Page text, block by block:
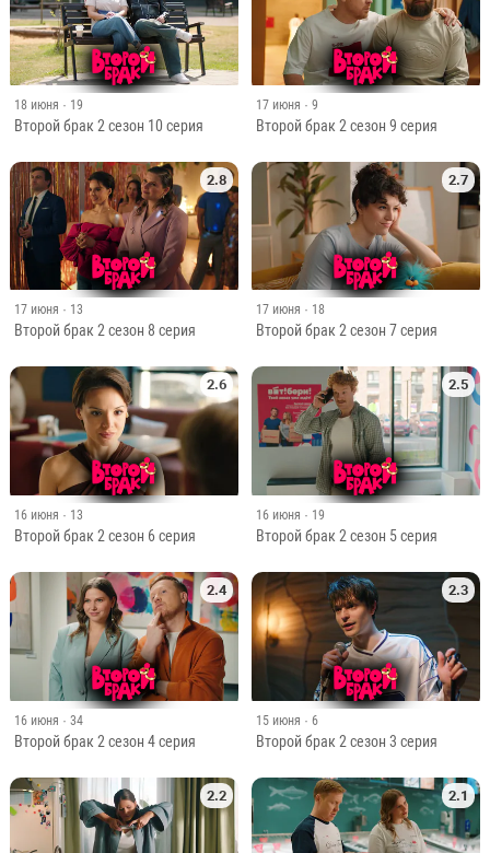
18 июня · 19
Второй брак 2 сезон 10 серия
17 июня · 9
Второй брак 2 сезон 9 серия
2.8
17 июня · 13
Второй брак 2 сезон 8 серия
2.7
17 июня · 18
Второй брак 2 сезон 7 серия
2.6
16 июня · 13
Второй брак 2 сезон 6 серия
2.5
16 июня · 19
Второй брак 2 сезон 5 серия
2.4
16 июня · 34
Второй брак 2 сезон 4 серия
2.3
15 июня · 6
Второй брак 2 сезон 3 серия
2.2 2.1